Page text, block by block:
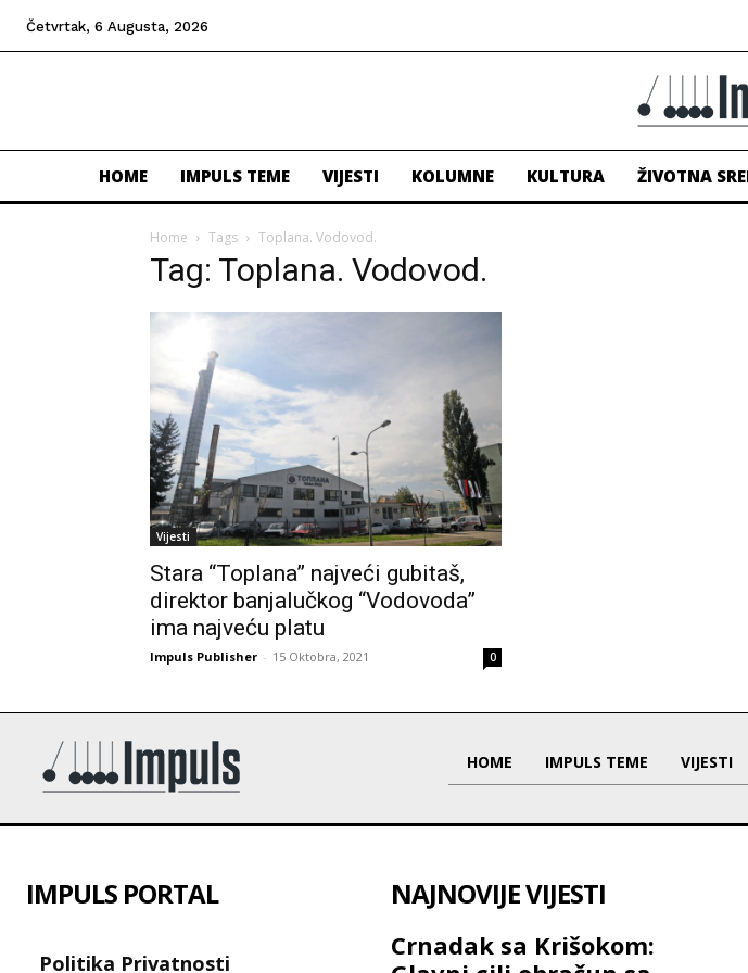
Četvrtak, 6 Augusta, 2026
HOME IMPULS TEME VIJESTI KOLUMNE KULTURA ŽIVOTNA
Home Tags Toplana. Vodovod.
Tag: Toplana. Vodovod.
Vijesti
Stara “Toplana” najveći gubitaš,
direktor banjalučkog “Vodovoda”
ima najveću platu
Impuls Publisher - 15 Oktobra, 2021 0
HOME IMPULS TEME VIJESTI
IMPULS PORTAL
Politika Privatnosti
NAJNOVIJE VIJESTI
Crnadak sa Krišokom: